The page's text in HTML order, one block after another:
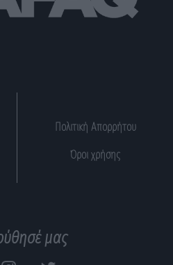
Πολιτική Απορρήτου
Όροι χρήσης
μας